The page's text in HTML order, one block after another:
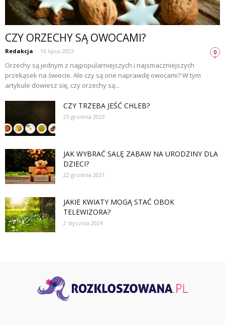
CZY ORZECHY SĄ OWOCAMI?
Redakcja - 16 lipca 2023 0
Orzechy są jednym z najpopularniejszych i najsmaczniejszych
przekąsek na świecie. Ale czy są one naprawdę owocami? W tym
artykule dowiesz się, czy orzechy są...
CZY TRZEBA JEŚĆ CHLEB?
25 grudnia 2023
JAK WYBRAĆ SALĘ ZABAW NA URODZINY DLA
DZIECI?
22 grudnia 2021
JAKIE KWIATY MOGĄ STAĆ OBOK
TELEWIZORA?
2 stycznia 2024